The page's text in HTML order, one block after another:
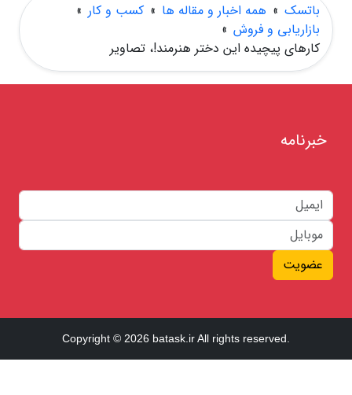
باتسک » همه اخبار و مقاله ها » کسب و کار »
بازاریابی و فروش »
کارهای پیچیده این دختر هنرمند!، تصاویر
خبرنامه
عضویت
Copyright © 2026 batask.ir All rights reserved.